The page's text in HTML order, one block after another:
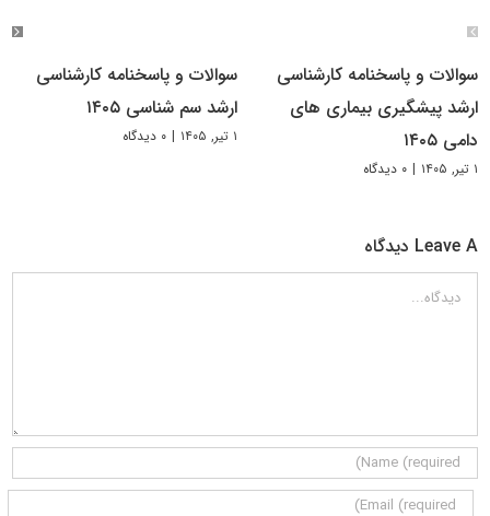
سوالات و پاسخنامه کارشناسی
ارشد پیشگیری بیماری های
دامی ۱۴۰۵
۱ تیر, ۱۴۰۵ | ۰ دیدگاه
سوالات و پاسخنامه کارشناسی
ارشد سم شناسی ۱۴۰۵
۱ تیر, ۱۴۰۵ | ۰ دیدگاه
Leave A دیدگاه
دیدگاه